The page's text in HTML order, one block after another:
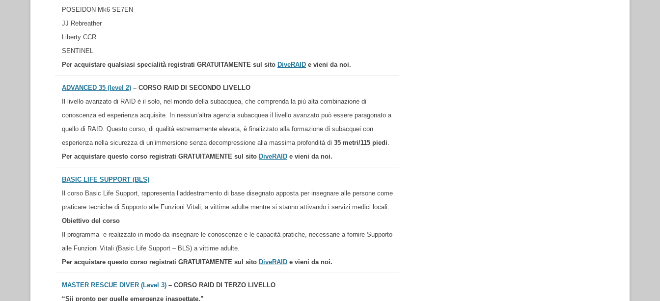
POSEIDON Mk6 SE7EN
JJ Rebreather
Liberty CCR
SENTINEL
Per acquistare qualsiasi specialità registrati GRATUITAMENTE sul sito DiveRAID e vieni da noi.
ADVANCED 35 (level 2) – CORSO RAID DI SECONDO LIVELLO
Il livello avanzato di RAID è il solo, nel mondo della subacquea, che comprenda la più alta combinazione di
conoscenza ed esperienza acquisite. In nessun’altra agenzia subacquea il livello avanzato può essere paragonato a
quello di RAID. Questo corso, di qualità estremamente elevata, è finalizzato alla formazione di subacquei con
esperienza nella sicurezza di un’immersione senza decompressione alla massima profondità di 35 metri/115 piedi.
Per acquistare questo corso registrati GRATUITAMENTE sul sito DiveRAID e vieni da noi.
BASIC LIFE SUPPORT (BLS)
Il corso Basic Life Support, rappresenta l’addestramento di base disegnato apposta per insegnare alle persone come
praticare tecniche di Supporto alle Funzioni Vitali, a vittime adulte mentre si stanno attivando i servizi medici locali.
Obiettivo del corso
Il programma e realizzato in modo da insegnare le conoscenze e le capacità pratiche, necessarie a fornire Supporto
alle Funzioni Vitali (Basic Life Support – BLS) a vittime adulte.
Per acquistare questo corso registrati GRATUITAMENTE sul sito DiveRAID e vieni da noi.
MASTER RESCUE DIVER (Level 3) – CORSO RAID DI TERZO LIVELLO
“Sii pronto per quelle emergenze inaspettate.”